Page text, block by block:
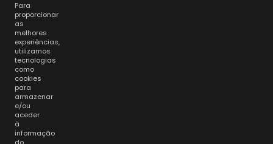
Para
proporcionar
as
melhores
experiências,
utilizamos
tecnologias
como
cookies
para
armazenar
e/ou
aceder
à
informação